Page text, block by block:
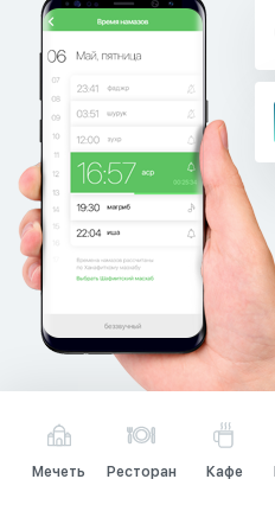
Мечеть Ресторан Кафе